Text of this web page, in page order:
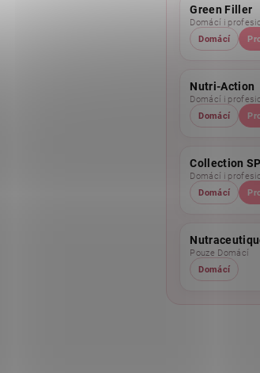
Green Filler
Domácí i
Domácí
Nutri-Action
Domácí i
Domácí
Collection
Domácí i
Domácí
Pouze Domácí
Domácí